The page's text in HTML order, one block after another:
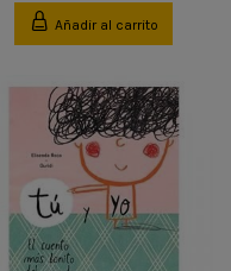
Añadir al carrito